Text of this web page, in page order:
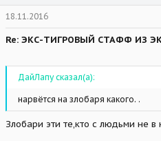
18.11.2016
Re: ЭКС-ТИГРОВЫЙ СТАФФ ИЗ
ДайЛапу сказал(а):
нарвётся на злобаря какого. .
Злобари эти те,кто с людьми не в